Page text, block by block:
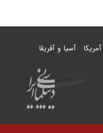
آمریکا آسیا و آفریقا